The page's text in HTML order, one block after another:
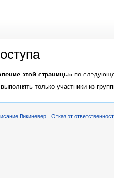
этой страницы» по
только участники из
Викиневер Отказ от